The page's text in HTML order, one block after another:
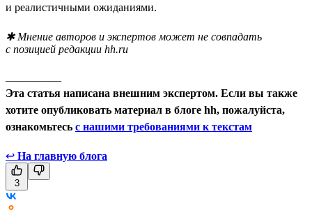
и реалистичными ожиданиями.
✱ Мнение авторов и экспертов может не совпадать
с позицией редакции hh.ru
Эта статья написана внешним экспертом. Если вы также
хотите опубликовать материал в блоге hh, пожалуйста,
ознакомьтесь с нашими требованиями к текстам
↩ На главную блога
3